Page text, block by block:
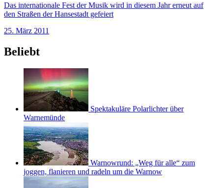
Das internationale Fest der Musik wird in diesem Jahr erneut auf
den Straßen der Hansestadt gefeiert
25. März 2011
Beliebt
Spektakuläre Polarlichter über
Warnemünde
Warnowrund: „Weg für alle“ zum
joggen, flanieren und radeln um die Warnow